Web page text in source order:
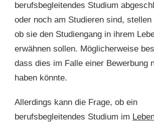
berufsbegleitendes Studium
oder noch am Studieren sind,
ob sie den Studiengang in ihrem
erwähnen sollen. Möglicherweise
dass dies im Falle einer Bewerbung
haben könnte.
Allerdings kann die Frage, ob ein
berufsbegleitendes Studium im